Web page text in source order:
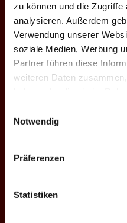
zu können und die
analysieren. Außerdem
Verwendung unserer
soziale Medien, Werbung
Partner führen diese
weiteren Daten
Notwendig
Präferenzen
Statistiken
Auswählen
22.10.2026
Donnerstag, 19:30 Uhr
Einlass: 18:00
Ur-
25.10.2026